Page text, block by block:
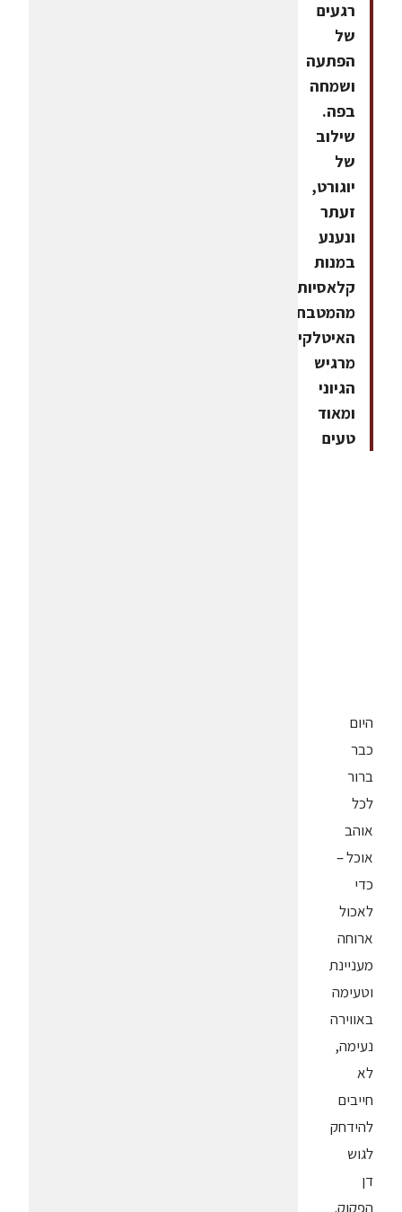
רגעים
של
הפתעה
ושמחה
בפה.
שילוב
של
יוגורט,
זעתר
ונענע
במנות
קלאסיות
מהמטבח
האיטלקי,
מרגיש
הגיוני
ומאוד
טעים
היום
כבר
ברור
לכל
אוהב
אוכל –
כדי
לאכול
ארוחה
מעניינת
וטעימה
באווירה
נעימה,
לא
חייבים
להידחק
לגוש
דן
הפקוק.